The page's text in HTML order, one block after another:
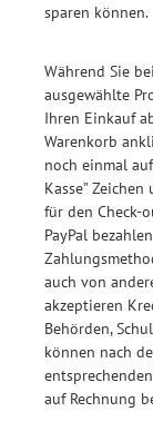
sparen können.
Während Sie
ausgewählte
Ihren Einkauf
Warenkorb
noch einmal
Kasse”
für den Check-
PayPal
auch von
akzeptieren
Behörden,
können nach
auf Rechnung